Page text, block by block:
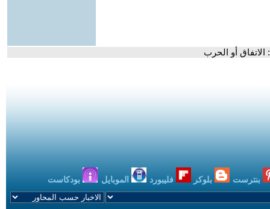
أو الحرب
بنترست بلوكر فليبورد الموبايل بودكاست